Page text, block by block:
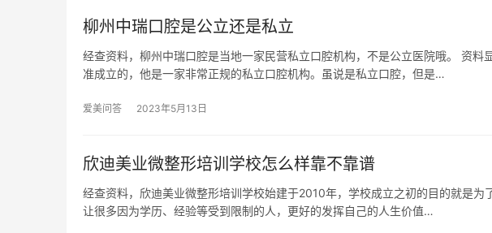
柳州中瑞口腔是公立还是私立
经查资料，柳州中瑞口腔是当地一家民营私立口腔机构，不是公立医院哦。 资料
准成立的，他是一家非常正规的私立口腔机构。虽说是私立口腔，但是…
爱美问答 2023年5月13日
欣迪美业微整形培训学校怎么样靠不靠谱
经查资料，欣迪美业微整形培训学校始建于2010年，学校成立之初的目的就是为
让很多因为学历、经验等受到限制的人，更好的发挥自己的人生价值…